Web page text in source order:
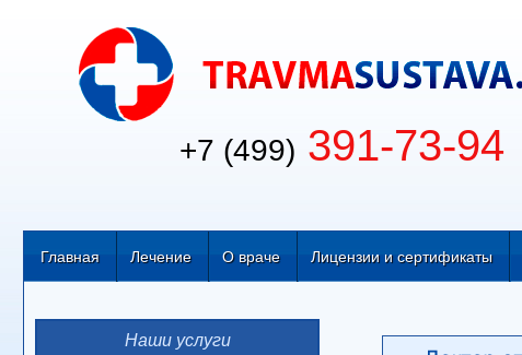
+7 (499) 391-73-94
Главная Лечение О враче Лицензии и сертификаты
Наши услуги